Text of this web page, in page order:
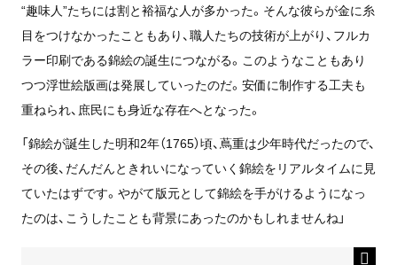
“趣味人”たちには割と裕福な人が多かった。そんな彼らが金に糸
目をつけなかったこともあり、職人たちの技術が上がり、フルカ
ラー印刷である錦絵の誕生につながる。このようなこともあり
つつ浮世絵版画は発展していったのだ。安価に制作する工夫も
重ねられ、庶民にも身近な存在へとなった。
「錦絵が誕生した明和2年（1765）頃、蔦重は少年時代だったので、
その後、だんだんときれいになっていく錦絵をリアルタイムに見
ていたはずです。やがて版元として錦絵を手がけるようになっ
たのは、こうしたことも背景にあったのかもしれませんね」